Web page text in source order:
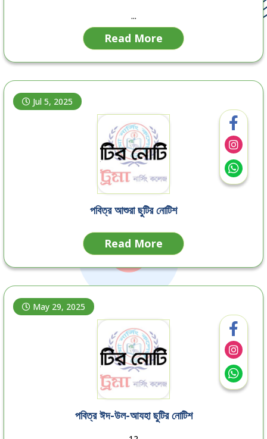
...
Read More
Jul 5, 2025
পবিত্র আশুরা ছুটির নোটিশ
Read More
May 29, 2025
পবিত্র ঈদ-উল-আযহা ছুটির নোটিশ